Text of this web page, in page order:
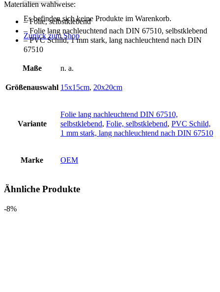
Es befinden sich keine Produkte im Warenkorb.
Zurück zum Shop
Materialien wahlweise:
– Folie, selbstklebend
– Folie lang nachleuchtend nach DIN 67510, selbstklebend
– PVC Schild, 1 mm stark, lang nachleuchtend nach DIN
67510
Maße n. a.
Größenauswahl 15x15cm, 20x20cm
Variante
Folie lang nachleuchtend DIN 67510,
selbstklebend, Folie, selbstklebend, PVC Schild,
1 mm stark, lang nachleuchtend nach DIN 67510
Marke OEM
Ähnliche Produkte
-8%